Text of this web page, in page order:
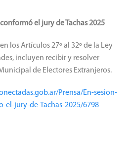
el jury de Tachas 2025
los Artículos 27º al 32º de la Ley
incluyen recibir y resolver
de Electores Extranjeros.
Prensa/En-sesion-
el-jury-de-Tachas-2025/6798